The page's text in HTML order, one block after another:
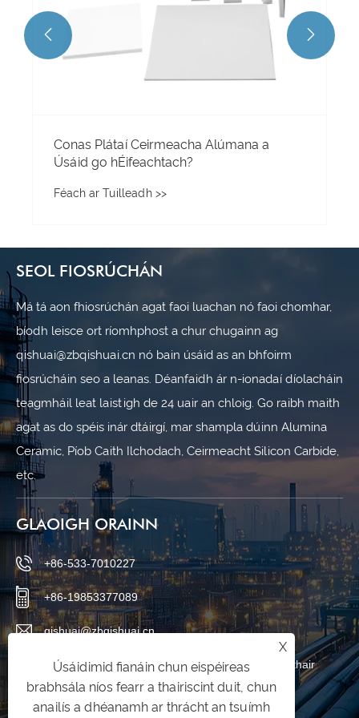
 
SEOL FIOSRÚCHÁN
Má tá aon fhiosrúchán agat faoi luachan nó faoi chomhar,
bíodh leisce ort ríomhphost a chur chugainn ag
qishuai@zbqishuai.cn nó bain úsáid as an bhfoirm
fiosrúcháin seo a leanas. Déanfaidh ár n-ionadaí díolacháin
teagmháil leat laistigh de 24 uair an chloig. Go raibh maith
agat as do spéis inár dtáirgí, mar shampla dúinn Alumina
Ceramic, Píob Caith Ilchodach, Ceirmeacht Silicon Carbide,
etc.
GLAOIGH ORAINN
+86-533-7010227
+86-19853377089
qishuai@zbqishuai.cn
Páirc Tionscail an Fhionnuisce, Ceantar Linzi, Cathair
Zibo, Cúige Shandong, an tSín
X
Úsáidimid fianáin chun eispéireas
brabhsála níos fearr a thairiscint duit, chun
anailís a dhéanamh ar thrácht an tsuímh